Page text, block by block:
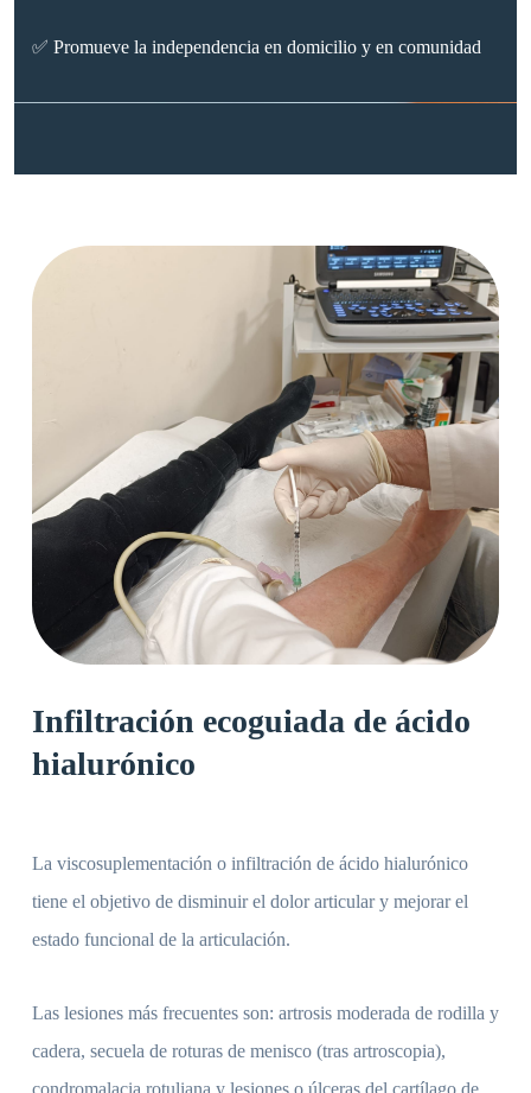
✅ Promueve la independencia en domicilio y en comunidad
Infiltración ecoguiada de ácido
hialurónico
La viscosuplementación o infiltración de ácido hialurónico
tiene el objetivo de disminuir el dolor articular y mejorar el
estado funcional de la articulación.
Las lesiones más frecuentes son: artrosis moderada de rodilla y
cadera, secuela de roturas de menisco (tras artroscopia),
condromalacia rotuliana y lesiones o úlceras del cartílago de